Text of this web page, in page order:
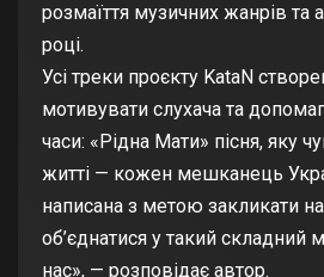
розмаїття музичних жанрів та
році.
Усі треки проєкту KataN
мотивувати слухача та
часи: «Рідна Мати» пісня, яку
житті — кожен мешканець
написана з метою закликати
об’єднатися у такий складний
нас», — розповідає автор.